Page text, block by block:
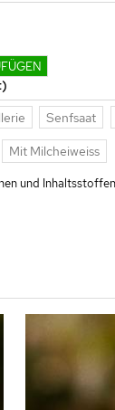
Senfsaat
Mit Milcheiweiss
und